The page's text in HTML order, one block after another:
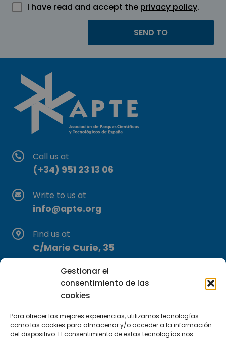
Gestionar el
consentimiento de las
cookies
Para ofrecer las mejores experiencias, utilizamos tecnologías
como las cookies para almacenar y/o acceder a la información
del dispositivo. El consentimiento de estas tecnologías nos
I have read and accept the privacy policy.
Call us at
(+34) 951 23 13 06
Write to us at
info@apte.org
Find us at
C/Marie Curie, 35
29590 Campanillas, Málaga